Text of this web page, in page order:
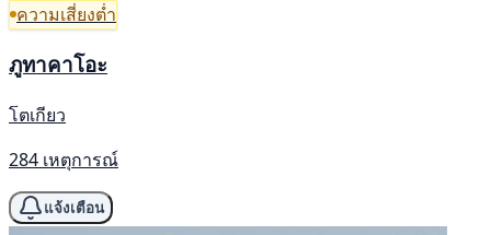
ความเสี่ยงต่ำ
ภูทาคาโอะ
โตเกียว
284 เหตุการณ์
แจ้งเตือน